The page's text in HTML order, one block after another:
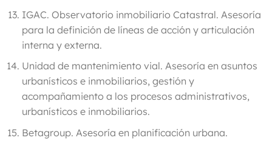
IGAC. Observatorio inmobiliario Catastral. Asesoría
para la definición de líneas de acción y articulación
interna y externa.
Unidad de mantenimiento vial. Asesoría en asuntos
urbanísticos e inmobiliarios, gestión y
acompañamiento a los procesos administrativos,
urbanísticos e inmobiliarios.
Betagroup. Asesoría en planificación urbana.